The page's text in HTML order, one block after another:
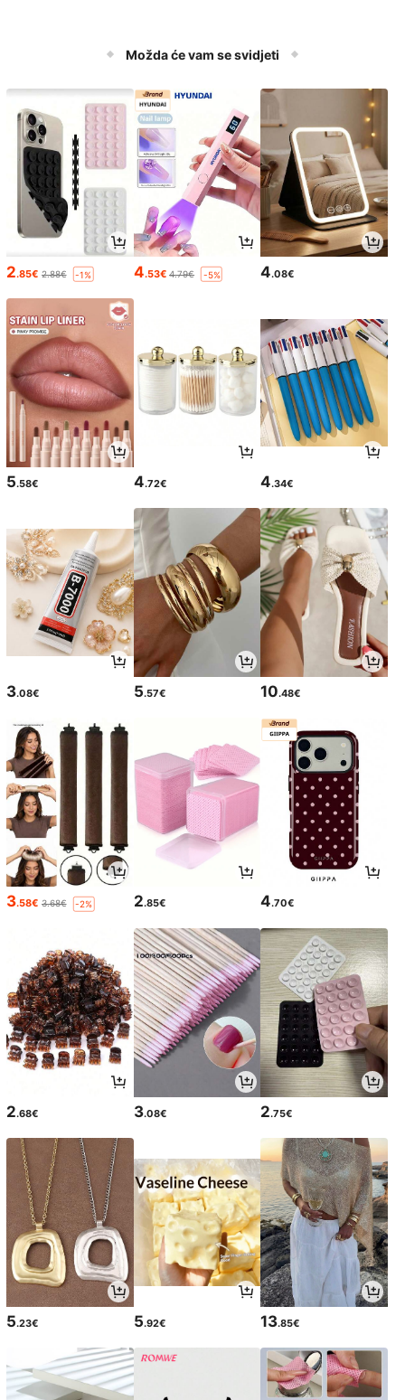
Možda će vam se svidjeti
2.85€ 2.88€ -1% 4.53€ 4.79€ -5% 4.08€
5.58€ 4.72€ 4.34€
3.08€ 5.57€ 10.48€
3.58€ 3.68€ -2% 2.85€ 4.70€
2.68€ 3.08€ 2.75€
5.23€ 5.92€ 13.85€